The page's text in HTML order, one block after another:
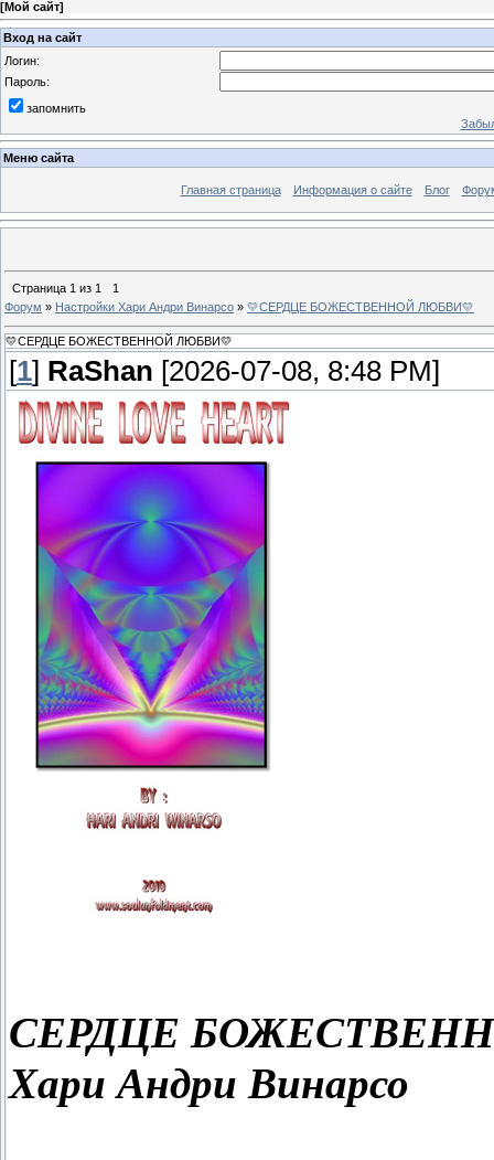
[Мой сайт]
Вход на сайт
Логин:
Пароль:
запомнить
Меню сайта
Главная страница Информация о сайте Блог
Страница 1 из 1
1
Форум » Настройки Хари Андри Винарсо » 💛СЕРДЦЕ БОЖЕСТВЕННОЙ ЛЮБВИ💛
💛СЕРДЦЕ БОЖЕСТВЕННОЙ ЛЮБВИ💛
[1] RaShan [2026-07-08, 8:48 PM]
СЕРДЦЕ
Хари Андри Винарсо